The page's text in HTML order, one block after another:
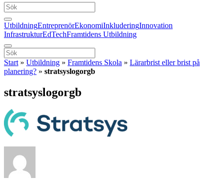
UtbildningEntreprenörEkonomiInkluderingInnovation
InfrastrukturEdTechFramtidens Utbildning
Start » Utbildning » Framtidens Skola » Lärarbrist eller brist på
planering? » stratsyslogorgb
stratsyslogorgb